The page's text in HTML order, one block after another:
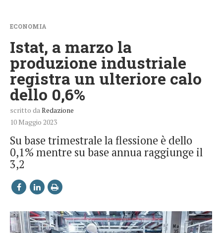
ECONOMIA
Istat, a marzo la
produzione industriale
registra un ulteriore calo
dello 0,6%
scritto da Redazione
10 Maggio 2023
Su base trimestrale la flessione è dello
0,1% mentre su base annua raggiunge il
3,2